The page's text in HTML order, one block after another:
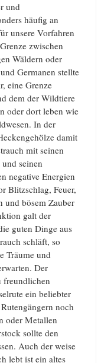
und
häufig an
unsere Vorfahren
zwischen
Wäldern oder
Germanen stellte
eine Grenze
dem der Wildtiere
oder dort leben wie
In der
damit
mit seinen
seinen
negative Energien
Blitzschlag, Feuer,
und bösem Zauber
galt der
guten Dinge aus
schläft, so
Träume und
Der
freundlichen
ein beliebter
noch
oder Metallen
sollte den
Auch der weise
lebt ist ein altes